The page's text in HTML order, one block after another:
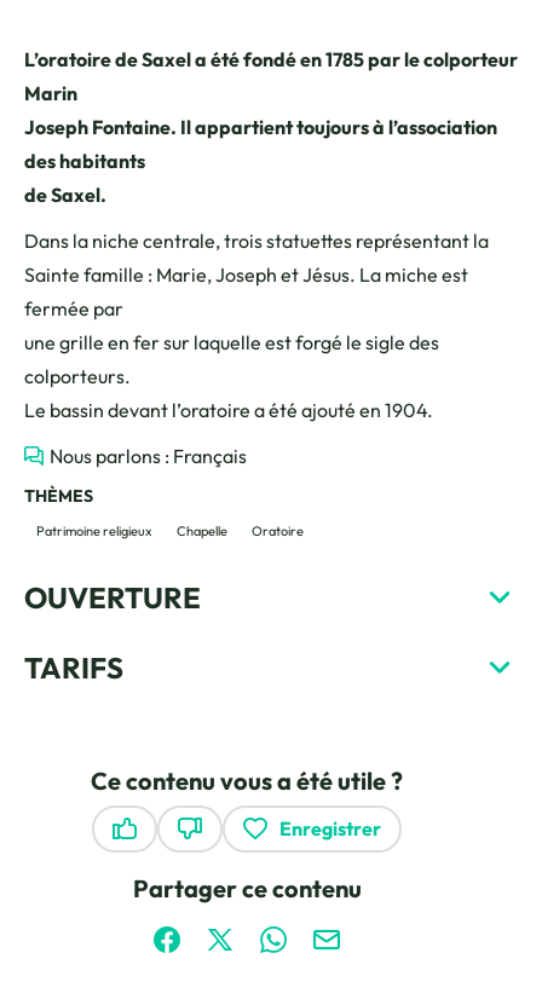
L’oratoire de Saxel a été fondé en 1785 par le colporteur
Marin
Joseph Fontaine. Il appartient toujours à l’association
des habitants
de Saxel.
Dans la niche centrale, trois statuettes représentant la
Sainte famille : Marie, Joseph et Jésus. La miche est
fermée par
une grille en fer sur laquelle est forgé le sigle des
colporteurs.
Le bassin devant l’oratoire a été ajouté en 1904.
Nous parlons : Français
THÈMES
Patrimoine religieux Chapelle Oratoire
OUVERTURE
TARIFS
Ce contenu vous a été utile ?
Enregistrer
Partager ce contenu
Partager sur Facebook (nouvelle fenêtre)
Partager sur X / Twitter (nouvelle
Partager sur WhatsApp
Partager par mail